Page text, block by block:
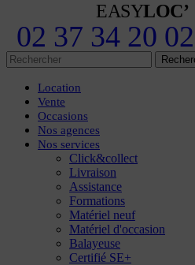
EASYLOC’
02 37 34 20 02
Location
Vente
Occasions
Nos agences
Nos services
Click&collect
Livraison
Assistance
Formations
Matériel neuf
Matériel d'occasion
Balayeuse
Certifié SE+